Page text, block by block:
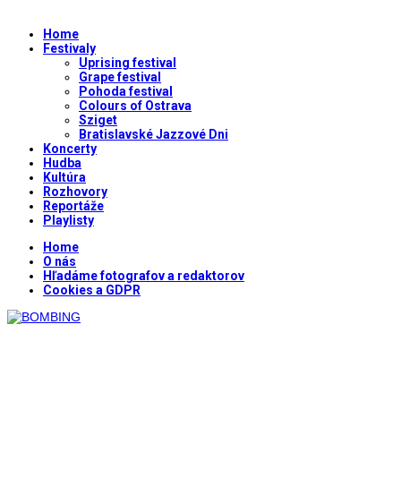
Home
Festivaly
Uprising festival
Grape festival
Pohoda festival
Colours of Ostrava
Sziget
Bratislavské Jazzové Dni
Koncerty
Hudba
Kultúra
Rozhovory
Reportáže
Playlisty
Home
O nás
Hľadáme fotografov a redaktorov
Cookies a GDPR